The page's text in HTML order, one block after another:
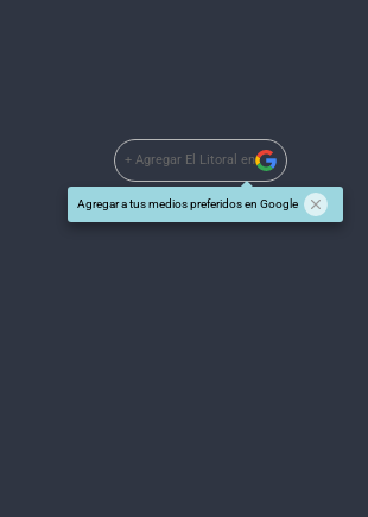
+ Agregar El Litoral en
Agregar a tus medios preferidos en Google